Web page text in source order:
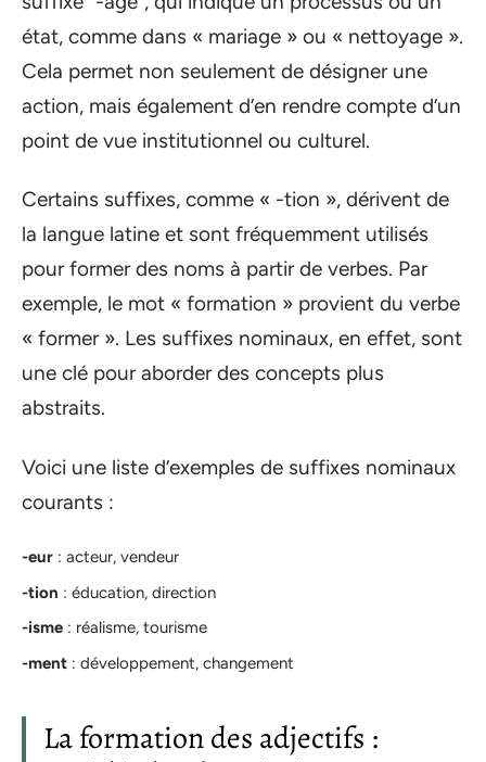
état, comme dans « mariage » ou « nettoyage ».
Cela permet non seulement de désigner une
action, mais également d’en rendre compte d’un
point de vue institutionnel ou culturel.
Certains suffixes, comme « -tion », dérivent de
la langue latine et sont fréquemment utilisés
pour former des noms à partir de verbes. Par
exemple, le mot « formation » provient du verbe
« former ». Les suffixes nominaux, en effet, sont
une clé pour aborder des concepts plus
abstraits.
Voici une liste d’exemples de suffixes nominaux
courants :
-eur : acteur, vendeur
-tion : éducation, direction
-isme : réalisme, tourisme
-ment : développement, changement
La formation des adjectifs :